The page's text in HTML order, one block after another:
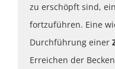
zu erschöpft sind,
fortzuführen. Eine
Durchführung einer
Erreichen der